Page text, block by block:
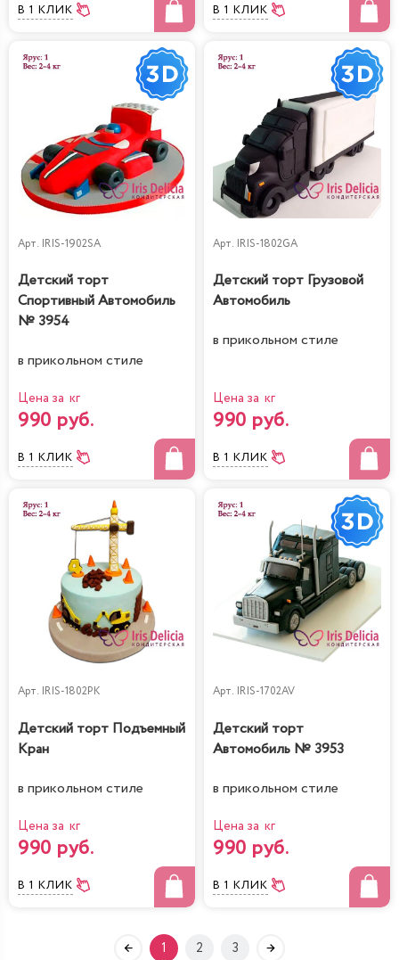
В 1 КЛИК В 1 КЛИК
Арт. IRIS-1902SA
Детский торт
Спортивный Автомобиль
№ 3954
в прикольном стиле
Цена за кг
990 руб.
В 1 КЛИК
Арт. IRIS-1802GA
Детский торт Грузовой
Автомобиль
в прикольном стиле
Цена за кг
990 руб.
В 1 КЛИК
Арт. IRIS-1802PK
Детский торт Подъемный
Кран
в прикольном стиле
Цена за кг
990 руб.
В 1 КЛИК
Арт. IRIS-1702AV
Детский торт
Автомобиль № 3953
в прикольном стиле
Цена за кг
990 руб.
В 1 КЛИК
1 2 3